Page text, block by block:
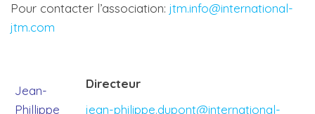
Pour contacter l’association: jtm.info@international-
jtm.com
Jean-
Phillippe
Directeur
jean-philippe.dupont@international-